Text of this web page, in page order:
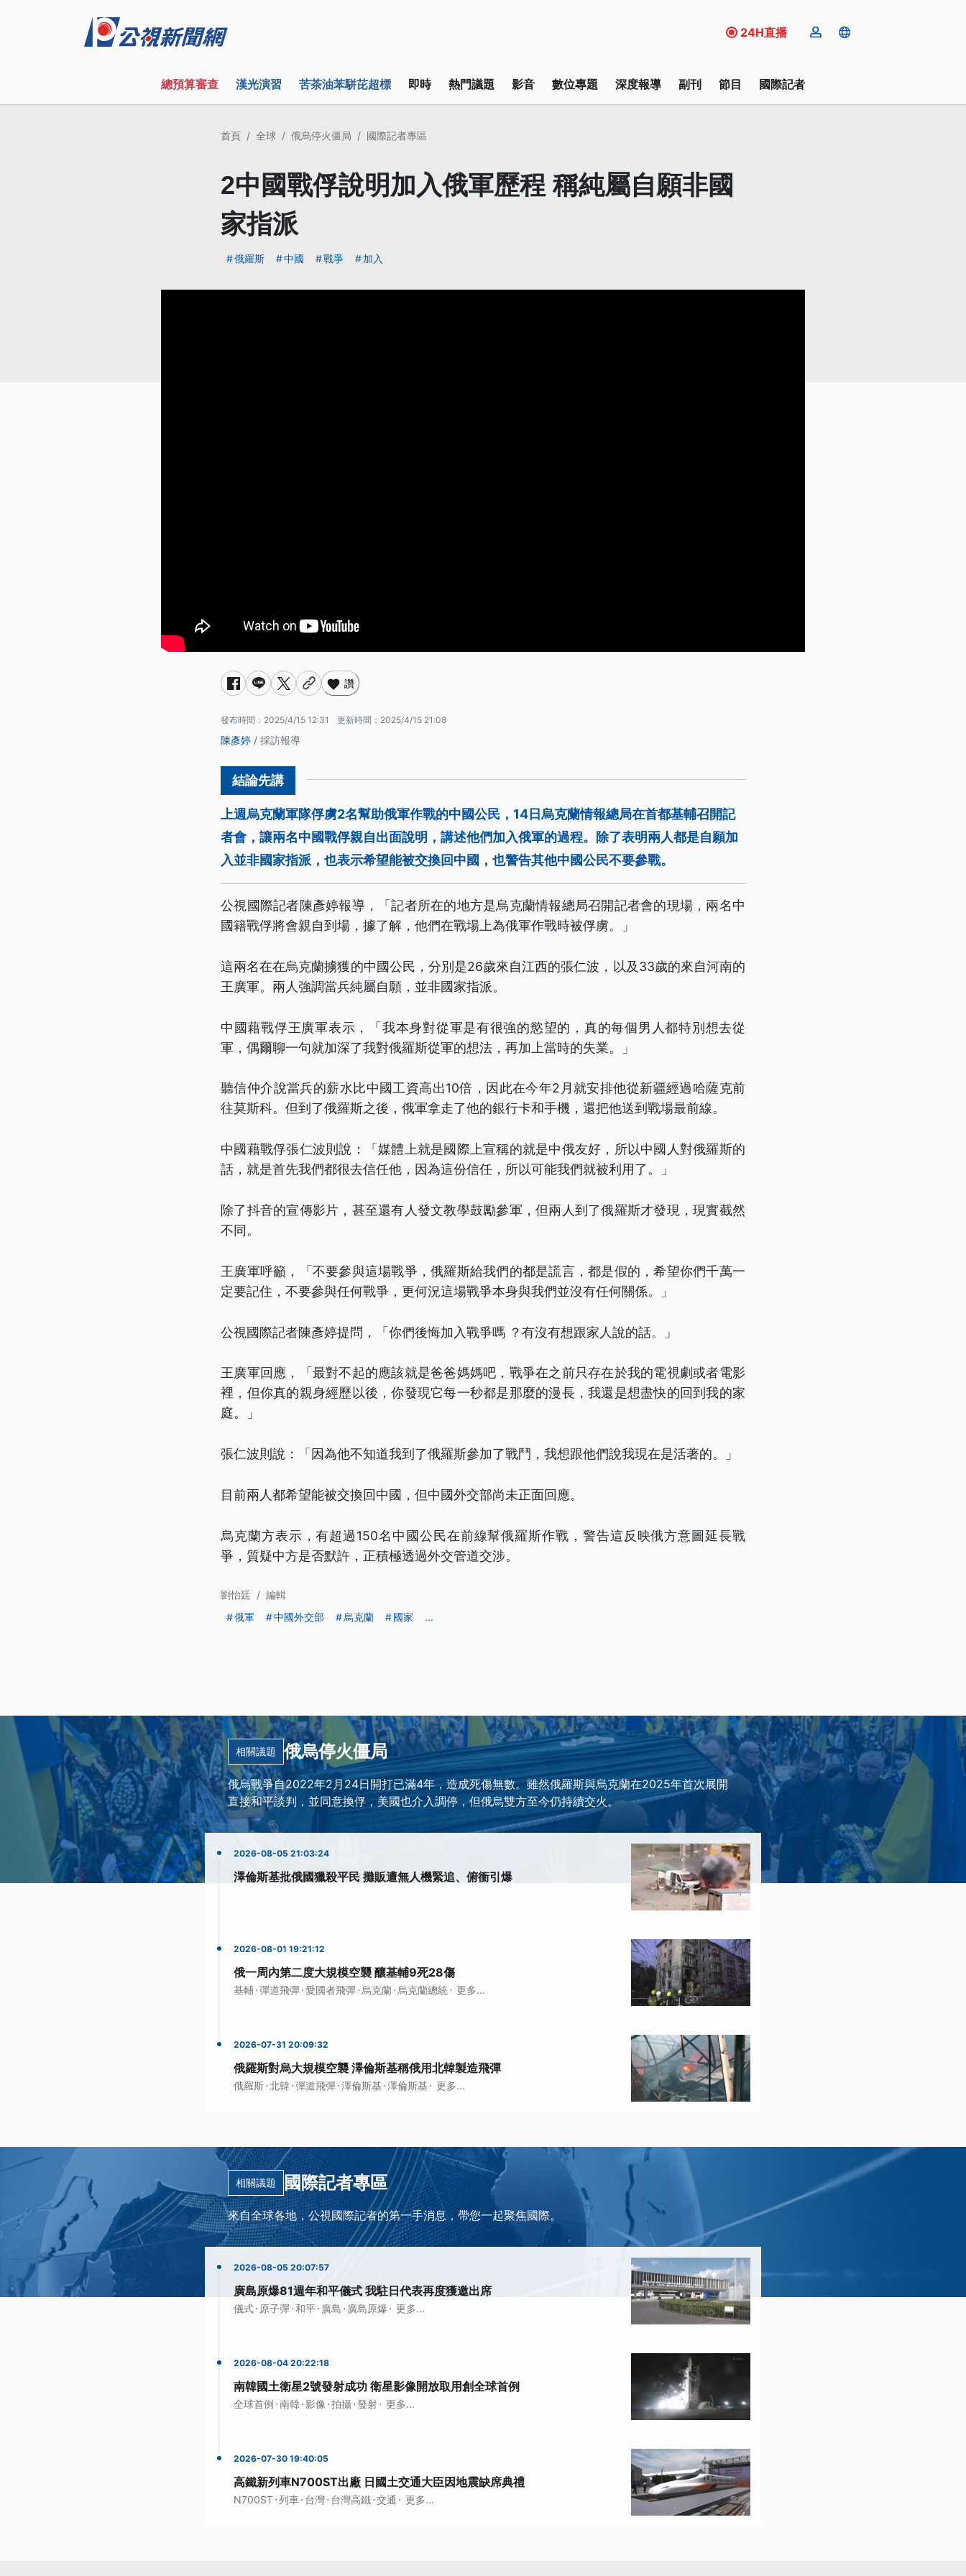
24H直播
總預算審查 漢光演習 苦茶油苯駢芘超標 即時 熱門議題 影音 數位專題 深度報導 副刊 節目 國際記者
首頁 全球 俄烏停火僵局 國際記者專區
2中國戰俘說明加入俄軍歷程 稱純屬自願非國
家指派
俄羅斯 中國 戰爭 加入
讚
發布時間： 2025/4/15 12:31 更新時間： 2025/4/15 21:08
陳彥婷 / 採訪報導
上週烏克蘭軍隊俘虜2名幫助俄軍作戰的中國公民，14日烏克蘭情報總局在首都基輔召開記
者會，讓兩名中國戰俘親自出面說明，講述他們加入俄軍的過程。除了表明兩人都是自願加
入並非國家指派，也表示希望能被交換回中國，也警告其他中國公民不要參戰。
公視國際記者陳彥婷報導，「記者所在的地方是烏克蘭情報總局召開記者會的現場，兩名中
國籍戰俘將會親自到場，據了解，他們在戰場上為俄軍作戰時被俘虜。」
這兩名在在烏克蘭擄獲的中國公民，分別是26歲來自江西的張仁波，以及33歲的來自河南的
王廣軍。兩人強調當兵純屬自願，並非國家指派。
中國藉戰俘王廣軍表示，「我本身對從軍是有很強的慾望的，真的每個男人都特別想去從
軍，偶爾聊一句就加深了我對俄羅斯從軍的想法，再加上當時的失業。」
聽信仲介說當兵的薪水比中國工資高出10倍，因此在今年2月就安排他從新疆經過哈薩克前
往莫斯科。但到了俄羅斯之後，俄軍拿走了他的銀行卡和手機，還把他送到戰場最前線。
中國藉戰俘張仁波則說：「媒體上就是國際上宣稱的就是中俄友好，所以中國人對俄羅斯的
話，就是首先我們都很去信任他，因為這份信任，所以可能我們就被利用了。」
除了抖音的宣傳影片，甚至還有人發文教學鼓勵參軍，但兩人到了俄羅斯才發現，現實截然
不同。
王廣軍呼籲，「不要參與這場戰爭，俄羅斯給我們的都是謊言，都是假的，希望你們千萬一
定要記住，不要參與任何戰爭，更何況這場戰爭本身與我們並沒有任何關係。」
公視國際記者陳彥婷提問，「你們後悔加入戰爭嗎 ？有沒有想跟家人說的話。」
王廣軍回應，「最對不起的應該就是爸爸媽媽吧，戰爭在之前只存在於我的電視劇或者電影
裡，但你真的親身經歷以後，你發現它每一秒都是那麼的漫長，我還是想盡快的回到我的家
庭。」
張仁波則說：「因為他不知道我到了俄羅斯參加了戰鬥，我想跟他們說我現在是活著的。」
目前兩人都希望能被交換回中國，但中國外交部尚未正面回應。
烏克蘭方表示，有超過150名中國公民在前線幫俄羅斯作戰，警告這反映俄方意圖延長戰
爭，質疑中方是否默許，正積極透過外交管道交涉。
劉怡廷 / 編輯
俄軍
中國外交部 烏克蘭 國家 ...
相關議題 俄烏停火僵局
俄烏戰爭自2022年2月24日開打已滿4年，造成死傷無數。雖然俄羅斯與烏克蘭在2025年首次展開
直接和平談判，並同意換俘，美國也介入調停，但俄烏雙方至今仍持續交火。
2026-08-05 21:03:24
澤倫斯基批俄國獵殺平民 攤販遭無人機緊追、俯衝引爆
2026-08-01 19:21:12
俄一周內第二度大規模空襲 釀基輔9死28傷
基輔 ·彈道飛彈·愛國者飛彈· 烏克蘭· 烏克蘭總統· 更多...
2026-07-31 20:09:32
俄羅斯對烏大規模空襲 澤倫斯基稱俄用北韓製造飛彈
俄羅斯·北韓·彈道飛彈·澤倫斯基 ·澤倫斯基 · 更多...
相關議題 國際記者專區
來自全球各地，公視國際記者的第一手消息，帶您一起聚焦國際。
2026-08-05 20:07:57
廣島原爆81週年和平儀式 我駐日代表再度獲邀出席
儀式· 原子彈·和平· 廣島 · 廣島原爆 · 更多...
2026-08-04 20:22:18
南韓國土衛星2號發射成功 衛星影像開放取用創全球首例
全球首例 ·南韓·影像 ·拍攝·發射· 更多...
2026-07-30 19:40:05
高鐵新列車N700ST出廠 日國土交通大臣因地震缺席典禮
N700ST·列車· 台灣· 台灣高鐵 ·交通 · 更多...